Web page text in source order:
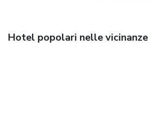
Hotel popolari nelle vicinanze